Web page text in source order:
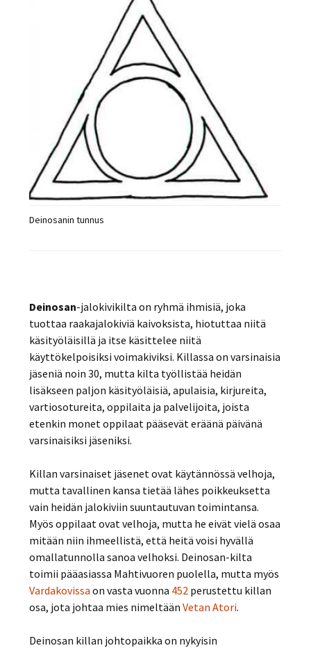
Deinosanin tunnus
Deinosan-jalokivikilta on ryhmä ihmisiä, joka
tuottaa raakajalokiviä kaivoksista, hiotuttaa niitä
käsityöläisillä ja itse käsittelee niitä
käyttökelpoisiksi voimakiviksi. Killassa on varsinaisia
jäseniä noin 30, mutta kilta työllistää heidän
lisäkseen paljon käsityöläisiä, apulaisia, kirjureita,
vartiosotureita, oppilaita ja palvelijoita, joista
etenkin monet oppilaat pääsevät eräänä päivänä
varsinaisiksi jäseniksi.
Killan varsinaiset jäsenet ovat käytännössä velhoja,
mutta tavallinen kansa tietää lähes poikkeuksetta
vain heidän jalokiviin suuntautuvan toimintansa.
Myös oppilaat ovat velhoja, mutta he eivät vielä osaa
mitään niin ihmeellistä, että heitä voisi hyvällä
omallatunnolla sanoa velhoksi. Deinosan-kilta
toimii pääasiassa Mahtivuoren puolella, mutta myös
Vardakovissa on vasta vuonna 452 perustettu killan
osa, jota johtaa mies nimeltäänVetan Atori.
Deinosan killan johtopaikka on nykyisin